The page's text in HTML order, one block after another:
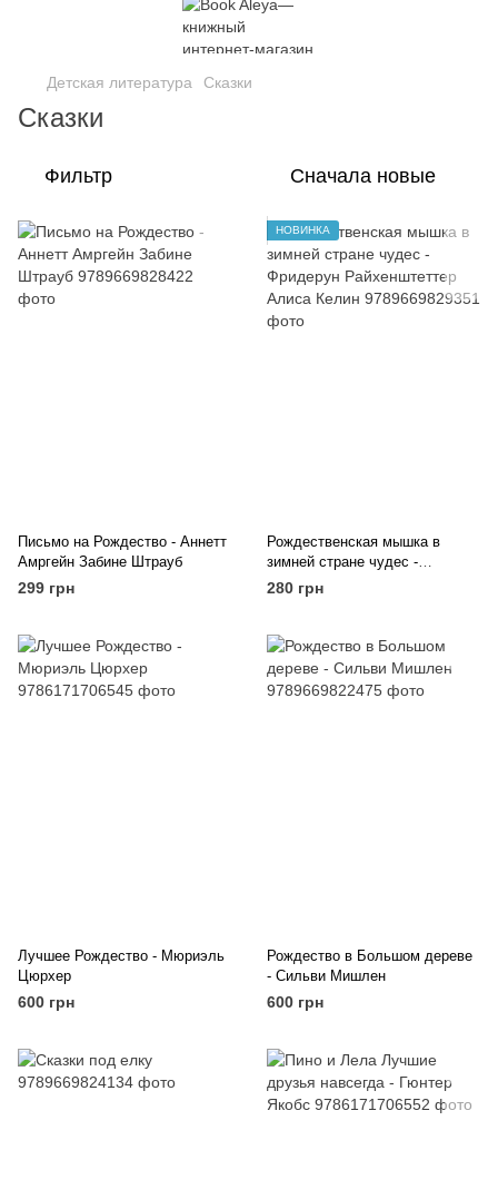
Детская литература Сказки
Сказки
Фильтр Сначала новые
Письмо на Рождество - Аннетт
Амргейн Забине Штрауб
299 грн
НОВИНКА
Рождественская мышка в
зимней стране чудес -
Фридерун Райхенштеттер
Алиса Келин
280 грн
Лучшее Рождество - Мюриэль
Цюрхер
600 грн
Рождество в Большом дереве
- Сильви Мишлен
600 грн